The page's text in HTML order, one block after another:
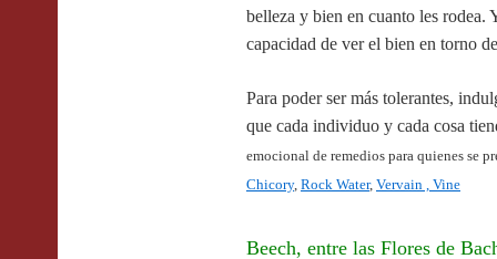
belleza y bien en cuanto les rodea.
capacidad de ver el bien en torno
Para poder ser más tolerantes,
que cada individuo y cada cosa
emocional de remedios para quienes se
Chicory, Rock Water, Vervain , Vine
Beech, entre las Flores de